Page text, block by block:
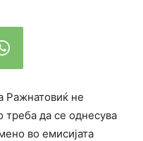
Ражнатовиќ не
треба да се однесува
во емисијата